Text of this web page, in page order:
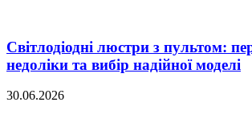
Світлодіодні люстри з пультом:
недоліки та вибір надійної моделі
30.06.2026